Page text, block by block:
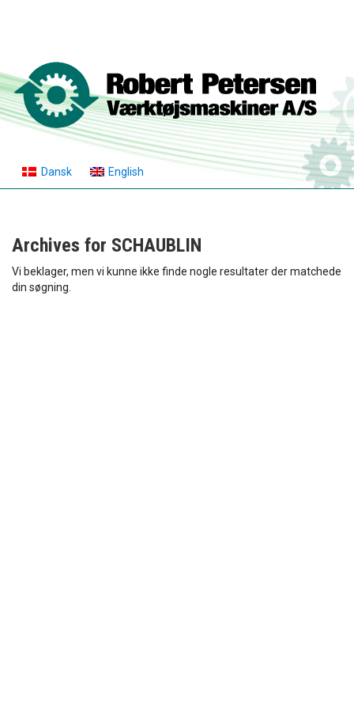
Dansk English
Archives for SCHAUBLIN
Vi beklager, men vi kunne ikke finde nogle resultater der matchede
din søgning.